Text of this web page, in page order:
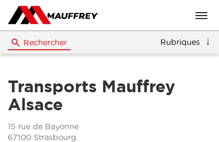
Menu
Rechercher Rubriques
Transports Mauffrey
Alsace
15 rue de Bayonne
67100 Strasbourg